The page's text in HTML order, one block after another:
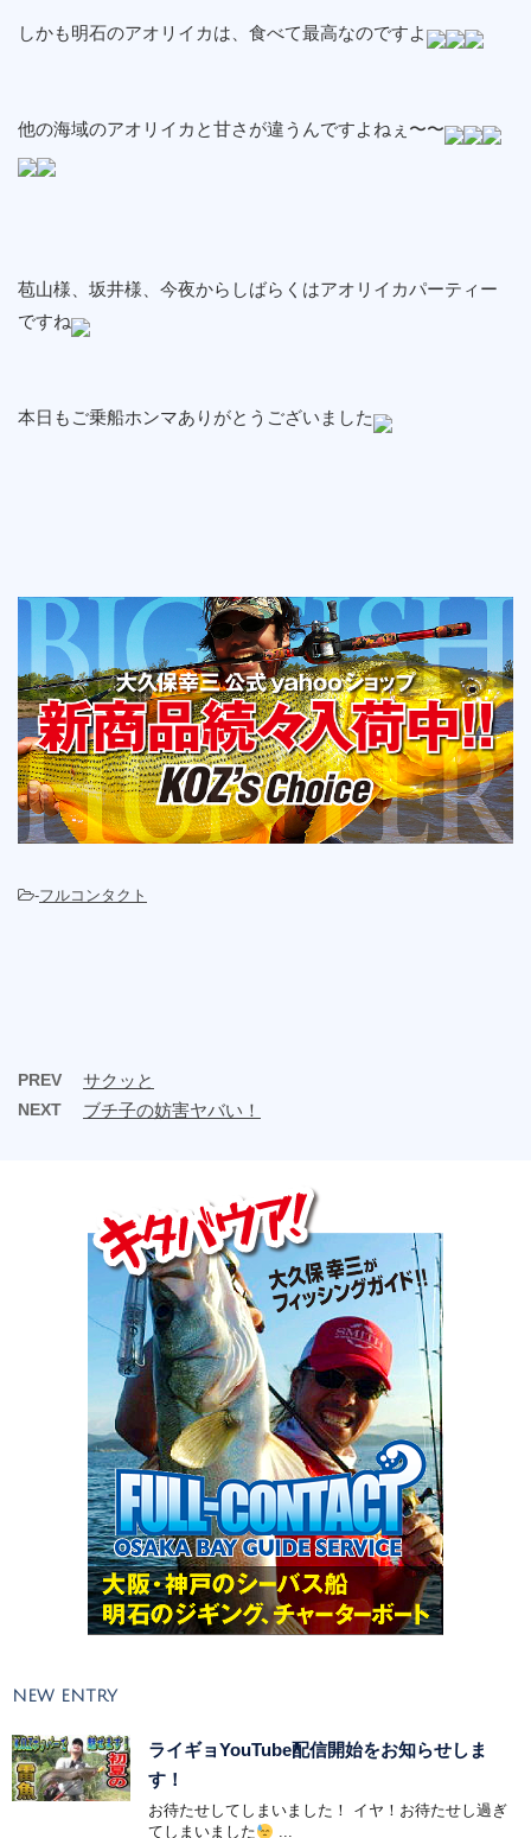
しかも明石のアオリイカは、食べて最高なのですよ
他の海域のアオリイカと甘さが違うんですよねぇ〜〜
苞山様、坂井様、今夜からしばらくはアオリイカパーティー
ですね
本日もご乗船ホンマありがとうございました
-フルコンタクト
PREV サクッと
NEXT ブチ子の妨害ヤバい！
NEW ENTRY
ライギョYouTube配信開始をお知らせしま
す！
お待たせしてしまいました！ イヤ！お待たせし過ぎ
てしまいました
...